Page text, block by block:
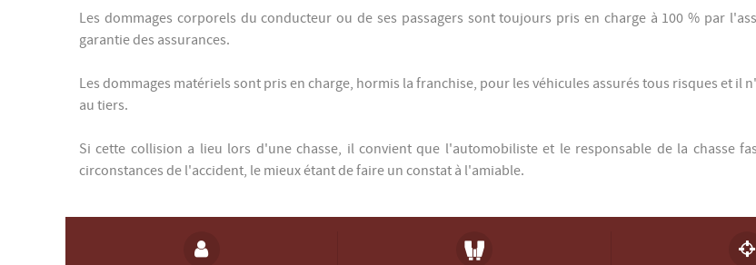
Les dommages corporels du conducteur ou de ses passagers sont toujours pris en charge à 100 % par
garantie des assurances.
Les dommages matériels sont pris en charge, hormis la franchise, pour les véhicules assurés tous risques et il
au tiers.
Si cette collision a lieu lors d'une chasse, il convient que l'automobiliste et le responsable de la chasse
circonstances de l'accident, le mieux étant de faire un constat à l'amiable.